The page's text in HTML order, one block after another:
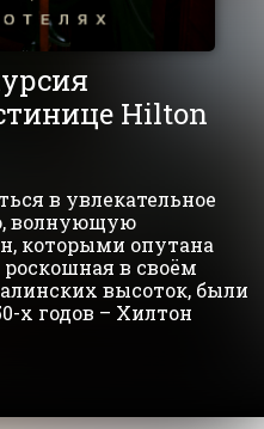
Hilton
в увлекательное
волнующую
которыми опутана
в своём
высоток, были
х годов – Хилтон